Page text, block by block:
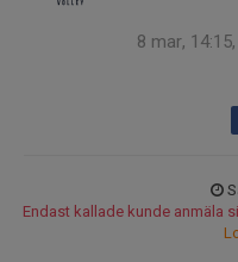
8 mar,
Endast kallade kunde anmäla